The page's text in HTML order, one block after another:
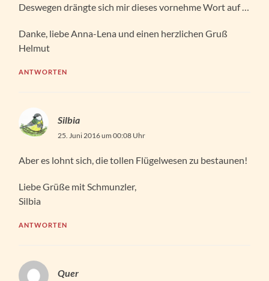
Deswegen drängte sich mir dieses vornehme Wort auf …
Danke, liebe Anna-Lena und einen herzlichen Gruß
Helmut
ANTWORTEN
Silbia
25. Juni 2016 um 00:08 Uhr
Aber es lohnt sich, die tollen Flügelwesen zu bestaunen!
Liebe Grüße mit Schmunzler,
Silbia
ANTWORTEN
Quer